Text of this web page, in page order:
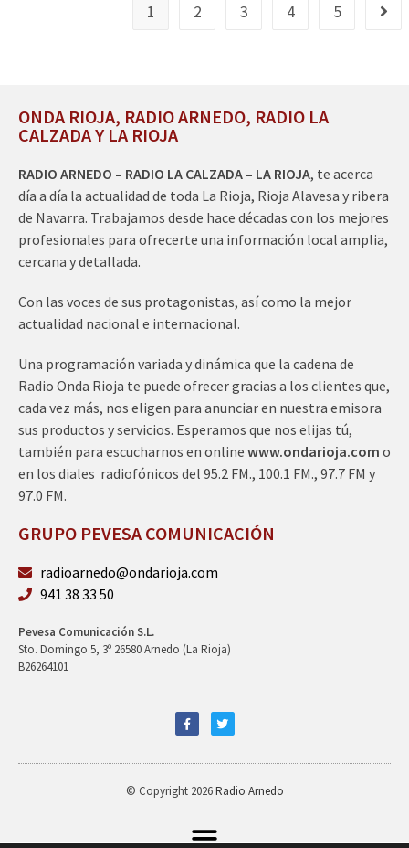
1 2 3 4 5
ONDA RIOJA, RADIO ARNEDO, RADIO LA
CALZADA Y LA RIOJA
RADIO ARNEDO – RADIO LA CALZADA – LA RIOJA, te acerca
día a día la actualidad de toda La Rioja, Rioja Alavesa y ribera
de Navarra. Trabajamos desde hace décadas con los mejores
profesionales para ofrecerte una información local amplia,
cercana y detallada.
Con las voces de sus protagonistas, así como la mejor
actualidad nacional e internacional.
Una programación variada y dinámica que la cadena de
Radio Onda Rioja te puede ofrecer gracias a los clientes que,
cada vez más, nos eligen para anunciar en nuestra emisora
sus productos y servicios. Esperamos que nos elijas tú,
también para escucharnos en online www.ondarioja.com o
en los diales radiofónicos del 95.2 FM., 100.1 FM., 97.7 FM y
97.0 FM.
GRUPO PEVESA COMUNICACIÓN
radioarnedo@ondarioja.com
941 38 33 50
Pevesa Comunicación S.L.
Sto. Domingo 5, 3º 26580 Arnedo (La Rioja)
B26264101
© Copyright 2026Radio Arnedo